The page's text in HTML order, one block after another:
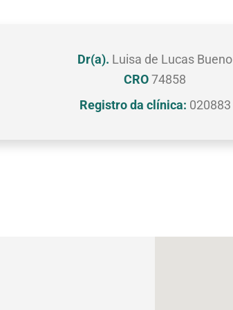
Dr(a). Luisa de Lucas Bueno
CRO74858
Registro da clínica: 020883